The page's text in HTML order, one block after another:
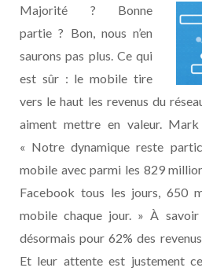
Majorité ? Bonne
partie ? Bon, nous n’en
saurons pas plus. Ce qui
est sûr : le mobile tire
vers le haut les revenus du
aiment mettre en valeur.
« Notre dynamique reste
mobile avec parmi les 829
Facebook tous les jours, 650
mobile chaque jour. » À
désormais pour 62% des
Et leur attente est justement